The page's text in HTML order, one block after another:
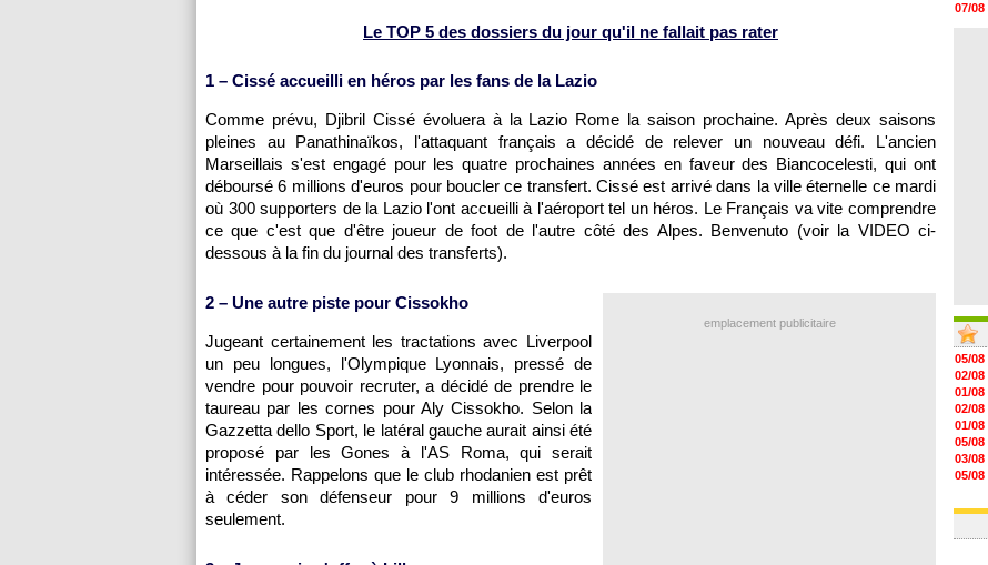
Le TOP 5 des dossiers du jour qu'il ne fallait pas rater
1 – Cissé accueilli en héros par les fans de la Lazio
Comme prévu, Djibril Cissé évoluera à la Lazio Rome la saison prochaine. Après deux saisons
pleines au Panathinaïkos, l'attaquant français a décidé de relever un nouveau défi. L'ancien
Marseillais s'est engagé pour les quatre prochaines années en faveur des Biancocelesti, qui ont
déboursé 6 millions d'euros pour boucler ce transfert. Cissé est arrivé dans la ville éternelle ce mardi
où 300 supporters de la Lazio l'ont accueilli à l'aéroport tel un héros. Le Français va vite comprendre
ce que c'est que d'être joueur de foot de l'autre côté des Alpes. Benvenuto (voir la VIDEO ci-
dessous à la fin du journal des transferts).
emplacement publicitaire
2 – Une autre piste pour Cissokho
Jugeant certainement les tractations avec Liverpool
un peu longues, l'Olympique Lyonnais, pressé de
vendre pour pouvoir recruter, a décidé de prendre le
taureau par les cornes pour Aly Cissokho. Selon la
Gazzetta dello Sport, le latéral gauche aurait ainsi été
proposé par les Gones à l'AS Roma, qui serait
intéressée. Rappelons que le club rhodanien est prêt
à céder son défenseur pour 9 millions d'euros
seulement.
07/08
05/08
02/08
01/08
02/08
01/08
05/08
03/08
05/08
03/08